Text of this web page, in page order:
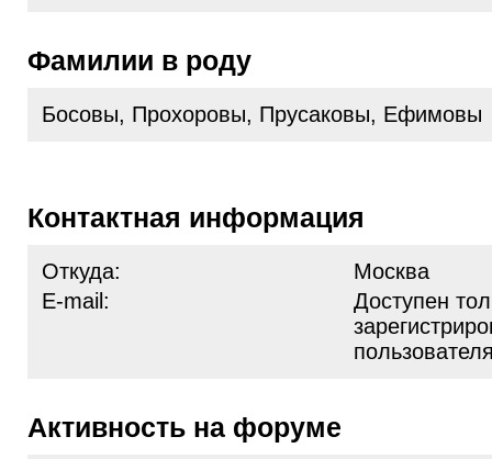
Фамилии в роду
Босовы, Прохоровы, Прусаковы, Ефимовы
Контактная информация
Откуда:
Москва
E-mail:
Доступен
Активность на форуме